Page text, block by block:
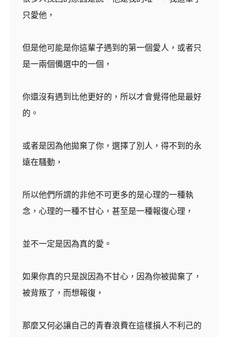
只愛他，
但是他可能是你這輩子遇到的第一個愛人，或者只
是一兩個備選中的一個，
你還沒有遇到比他更好的，所以才會覺得他是最好
的。
或者是因為他拋棄了你，選擇了別人，得不到的永
遠在騷動，
所以他們所謂的非他不可更多的是心理的一種執
念，心理的一種不甘心，甚至是一種報復心理，
並不一定是因為真的愛。
如果你真的只是說因為不甘心，因為你被拋棄了，
被背叛了，而想報復，
那麼又何必讓自己的青春浪費在這樣損人不利己的